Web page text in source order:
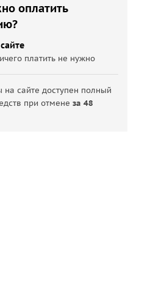
оплатить
платить не нужно
на сайте доступен полный
при отменеза 48